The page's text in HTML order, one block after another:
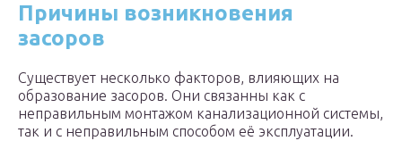
Причины возникновения
засоров
Существует несколько факторов, влияющих на
образование засоров. Они связанны как с
неправильным монтажом канализационной системы,
так и с неправильным способом её эксплуатации.